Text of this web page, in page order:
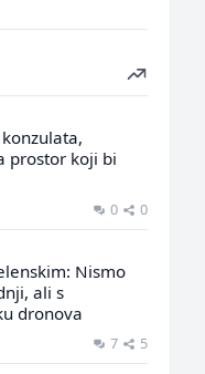
prostor koji bi
0 0
Nismo
ali s
dronova
7 5